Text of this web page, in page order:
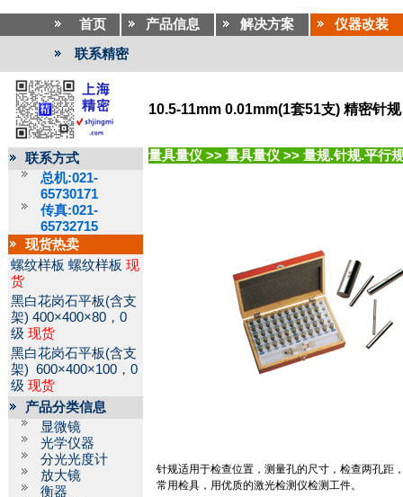
首页 产品信息 解决方案 仪器改装
联系精密
10.5-11mm 0.01mm(1套51支) 精密针规
联系方式
总机:021-
65730171
传真:021-
65732715
现货热卖
螺纹样板 螺纹样板 现
货
黑白花岗石平板(含支
架) 400×400×80，0
级 现货
黑白花岗石平板(含支
架) 600×400×100，0
级 现货
产品分类信息
显微镜
光学仪器
分光光度计
放大镜
衡器
量具量仪 >> 量具量仪 >> 量规.针规.平行
针规适用于检查位置，测量孔的尺寸，检查两孔距
常用检具，用优质的激光检测仪检测工件。